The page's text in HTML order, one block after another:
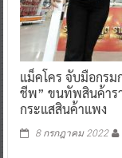
แม็คโคร จับมือกรม
ชีพ” ขนทัพสินค้ารา
กระแสสินค้าแพง
8 กรกฎาคม 2022